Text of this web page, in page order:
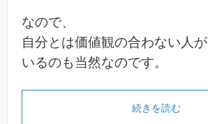
なので、
自分とは価値観の合わない人が
いるのも当然なのです。
続きを読む